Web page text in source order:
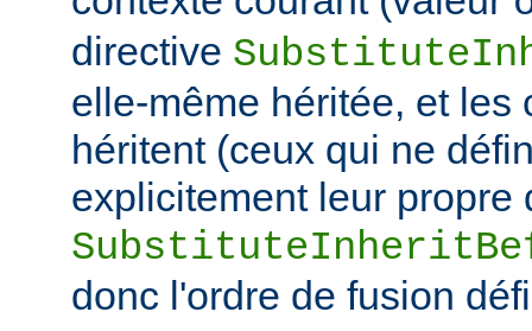
directive
elle-même héritée, et les
héritent (ceux qui ne
explicitement leur propre
donc l'ordre de fusion